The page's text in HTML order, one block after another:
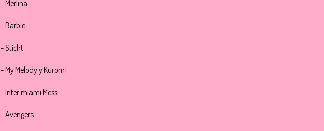
- Merlina
- Barbie
- Sticht
- My Melody y Kuromi
- Inter miami Messi
- Avengers